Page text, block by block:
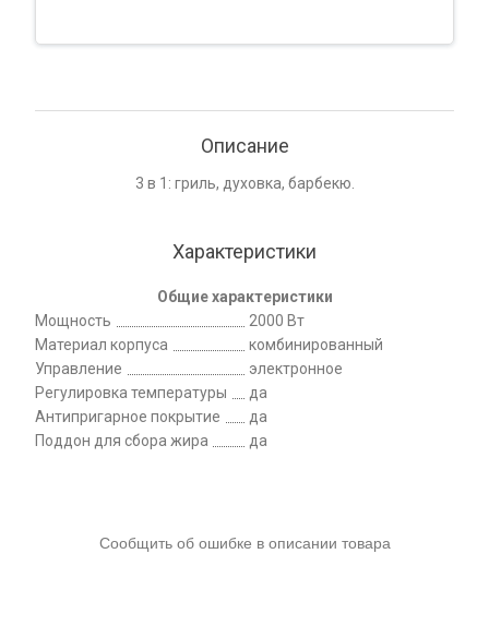
Описание
3 в 1: гриль, духовка, барбекю.
Характеристики
Общие характеристики
Мощность
2000 Вт
Материал корпуса
комбинированный
Управление
электронное
Регулировка температуры
да
Антипригарное покрытие
да
Поддон для сбора жира
да
Сообщить об ошибке в описании товара